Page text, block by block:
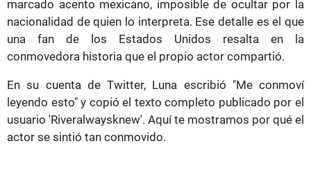
marcado acento mexicano, imposible de ocultar por la
nacionalidad de quien lo interpreta. Ese detalle es el que
una fan de los Estados Unidos resalta en la
conmovedora historia que el propio actor compartió.
En su cuenta de Twitter, Luna escribió "Me conmoví
leyendo esto" y copió el texto completo publicado por el
usuario 'Riveralwaysknew'. Aquí te mostramos por qué el
actor se sintió tan conmovido.